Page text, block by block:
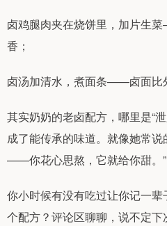
卤鸡腿肉夹在烧饼里，加片生
香；
卤汤加清水，煮面条——卤面比
其实奶奶的老卤配方，哪里是“
成了能传承的味道。就像她常说
——你花心思熬，它就给你甜。”
你小时候有没有吃过让你记一
个配方？评论区聊聊，说不定